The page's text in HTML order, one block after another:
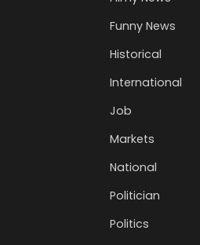
Funny News
Historical
International
Job
Markets
National
Politician
Politics